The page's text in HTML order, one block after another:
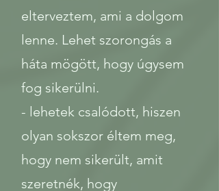
elterveztem, ami a dolgom
lenne. Lehet szorongás a
háta mögött, hogy úgysem
fog sikerülni.
- lehetek csalódott, hiszen
olyan sokszor éltem meg,
hogy nem sikerült, amit
szeretnék, hogy